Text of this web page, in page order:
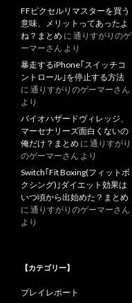
FFピクセルリマスターを買う
意味、メリットってあったよ
ね？まとめ に 通りすがりのゲ
ーマーさん より
暴走するiPhone｢スイッチコ
ントロール｣を停止する方法
に 通りすがりのゲーマーさん
より
バイオハザードヴィレッジ、
マーセナリーズ面白くないの
俺だけ？まとめ に 通りすがり
のゲーマーさん より
Switch｢Fit Boxing(フィットボ
クシング)｣ダイエット効果は
いつ頃から出始めた？まとめ
に 通りすがりのゲーマーさん
より
【カテゴリー】
プレイレポート